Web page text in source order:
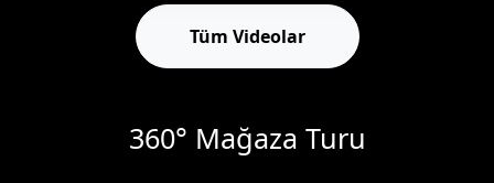
Tüm Videolar
360° Mağaza Turu